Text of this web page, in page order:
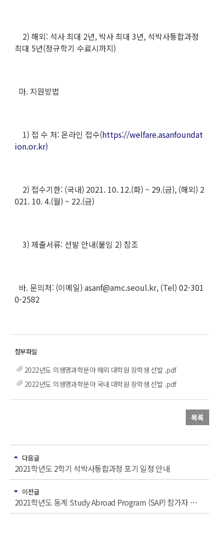
2) 해외: 석사 최대 2년, 박사 최대 3년, 석박사통합과정
최대 5년(정규학기 수료시까지)
마. 지원방법
1) 접 수 처: 온라인 접수(https://welfare.asanfoundat
ion.or.kr)
2) 접수기한: (국내) 2021. 10. 12.(화) ~ 29.(금), (해외) 2
021. 10. 4.(월) ~ 22.(금)
3) 제출서류: 선발 안내(붙임 2) 참조
바. 문의처: (이메일) asanf@amc.seoul.kr, (Tel) 02-301
0-2582
2022년도 의생명과학분야 해외 대학원 장학생 선발 .pdf
2022년도 의생명과학분야 국내 대학원 장학생 선발 .pdf
목록
다음글
2021학년도 2학기 석박사통합과정 포기 일정 안내
이전글
2021학년도 동계 Study Abroad Program (SAP) 참가자 모집 안내